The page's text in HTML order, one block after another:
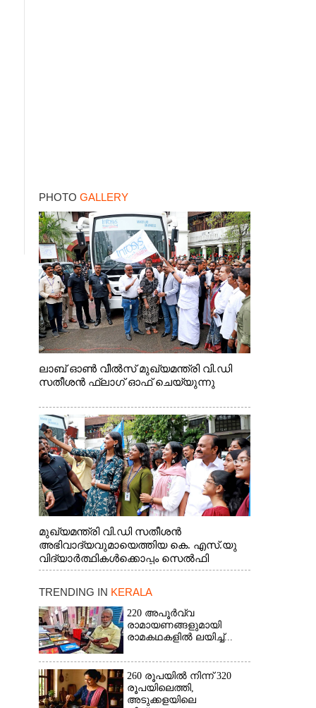
PHOTO GALLERY
ലാബ് ഓൺ വീൽസ് മുഖ്യമന്ത്രി വി.ഡി
സതീശൻ ഫ്ലാഗ് ഓഫ് ചെയ്യുന്നു
മുഖ്യമന്ത്രി വി.ഡി സതീശൻ
അഭിവാദ്യവുമായെത്തിയ കെ. എസ്.യു
വിദ്യാർത്ഥികൾക്കൊപ്പം സെൽഫി
എടുത്തപ്പോൾ
TRENDING IN KERALA
220 അപൂർവ്വ
രാമായണങ്ങളുമായി
രാമകഥകളിൽ ലയിച്ച്...
260 രൂപയിൽ നിന്ന് 320
രൂപയിലെത്തി,
അടുക്കളയിലെ